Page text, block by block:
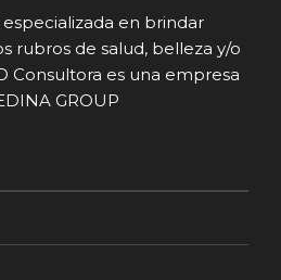
en brindar
rubros de salud, belleza y/o
Consultora es una empresa
GROUP